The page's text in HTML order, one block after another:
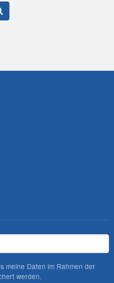
meine Daten im Rahmen der
werden.